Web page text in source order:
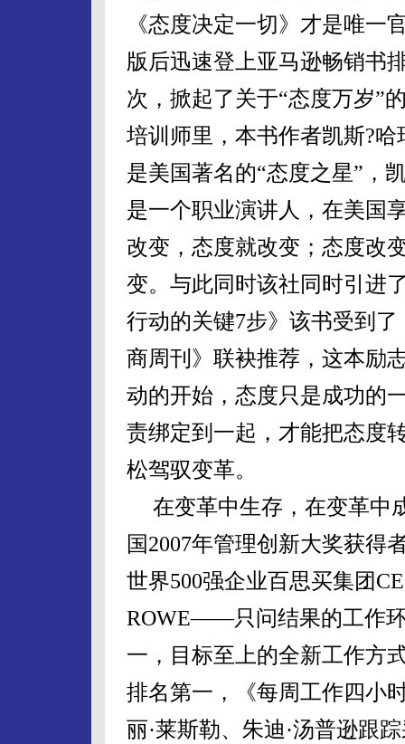
《态度决定一切》才是唯一
版后迅速登上亚马逊畅销书
次，掀起了关于“态度万岁”
培训师里，本书作者凯斯?
是美国著名的“态度之星”，
是一个职业演讲人，在美国
改变，态度就改变；态度改
变。与此同时该社同时引进
行动的关键7步》该书受到
商周刊》联袂推荐，这本励
动的开始，态度只是成功的
责绑定到一起，才能把态度
松驾驭变革。
在变革中生存，在变革中
国2007年管理创新大奖获得
世界500强企业百思买集团
ROWE——只问结果的工作环
一，目标至上的全新工作方
排名第一，
《每周工作四小
丽·莱斯勒、朱迪·汤普逊跟